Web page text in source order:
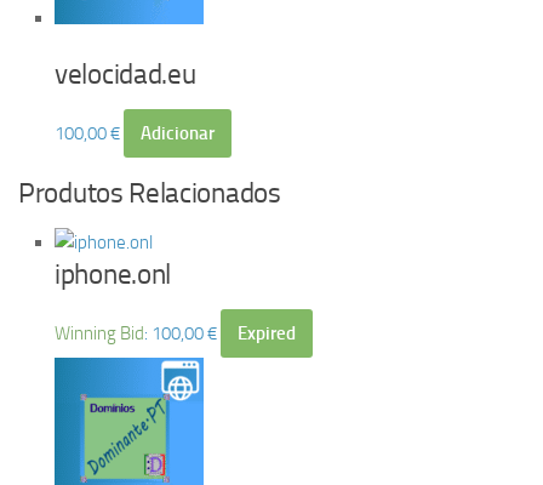
velocidad.eu
100,00€ Adicionar
Produtos Relacionados
iphone.onl
Winning Bid: 100,00€ Expired